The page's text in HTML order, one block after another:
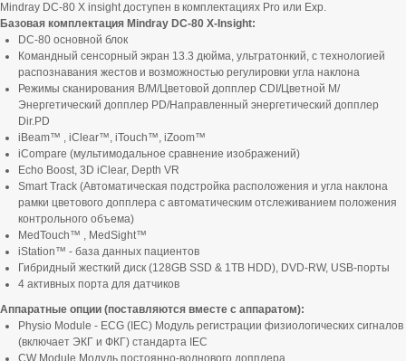
Mindray DC-80 X insight доступен в комплектациях Pro или Exp.
Базовая комплектация Mindray DC-80 X-Insight:
DC-80 основной блок
Командный сенсорный экран 13.3 дюйма, ультратонкий, с технологией
распознавания жестов и возможностью регулировки угла наклона
Режимы сканирования B/M/Цветовой допплер CDI/Цветной M/
Энергетический допплер PD/Направленный энергетический допплер
Dir.PD
iBeam™ , iClear™, iTouch™, iZoom™
iCompare (мультимодальное сравнение изображений)
Echo Boost, 3D iClear, Depth VR
Smart Track (Автоматическая подстройка расположения и угла наклона
рамки цветового допплера с автоматическим отслеживанием положения
контрольного объема)
MedTouch™ , MedSight™
iStation™ - база данных пациентов
Гибридный жесткий диск (128GB SSD & 1TB HDD), DVD-RW, USB-порты
4 активных порта для датчиков
Аппаратные опции (поставляются вместе с аппаратом):
Physio Module - ECG (IEC) Модуль регистрации физиологических сигналов
(включает ЭКГ и ФКГ) стандарта IEC